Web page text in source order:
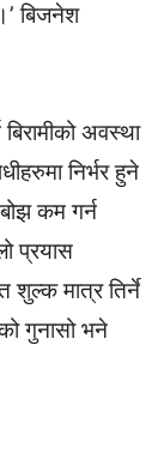
बिजनेश
अवस्था
निर्भर हुने
कम गर्न
प्रयास
शुल्क मात्र तिर्ने
गुनासो भने